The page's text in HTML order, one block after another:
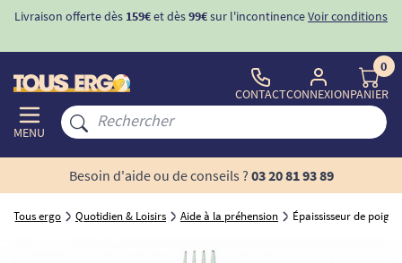
Livraison offerte dès 159€et dès99€sur l'incontinenceVoir conditions
MENU
CONTACTCONNEXION
0
PANIER
Besoin d'aide ou de conseils ? 03 20 81 93 89
Tous ergo Quotidien & Loisirs Aide à la préhension Épaississeur de